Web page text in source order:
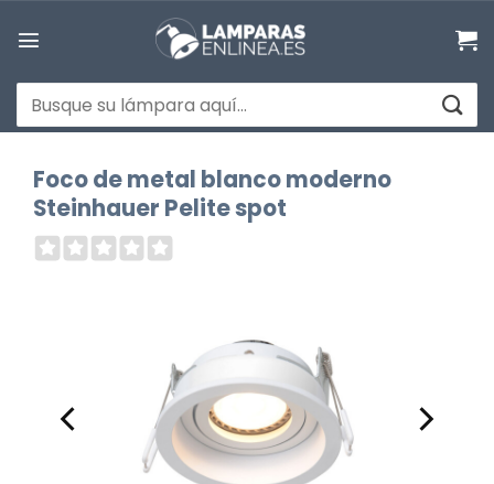
Buscar
por:
Foco de metal blanco moderno
Steinhauer Pelite spot